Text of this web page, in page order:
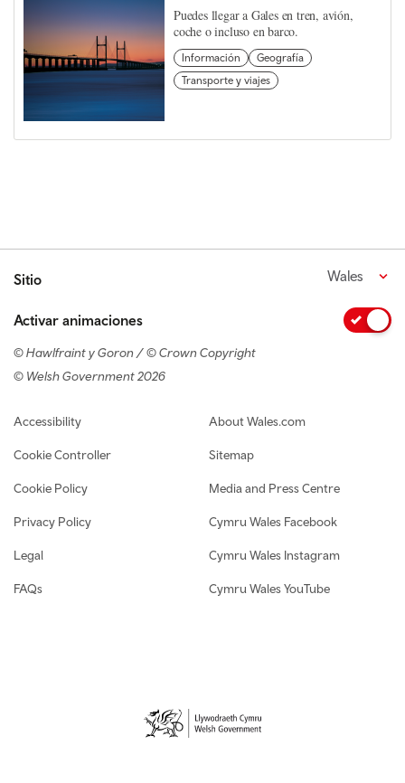
Puedes llegar a Gales en tren, avión,
coche o incluso en barco.
Información
Geografía
Transporte y viajes
Sitio Wales
Activar animaciones
© Hawlfraint y Goron / © Crown Copyright
© Welsh Government 2026
Footer navigation
Accessibility
Cookie Controller
Cookie Policy
Privacy Policy
Legal
FAQs
About Wales.com
Sitemap
Media and Press Centre
Cymru Wales Facebook
Cymru Wales Instagram
Cymru Wales YouTube